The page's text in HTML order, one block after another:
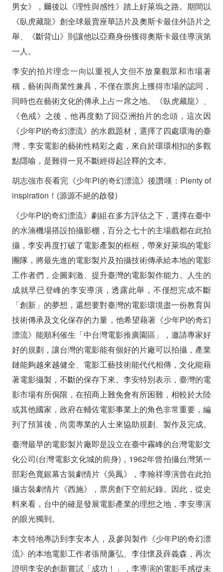
男女》，爾後以《理性與感性》踏上好萊塢之路。期間以
《臥虎藏龍》創全球最賣座華語片及奧斯卡最佳外語片之
舉、《斷背山》則讓他以亞裔身份獲得奧斯卡最佳導演第
一人。
李安的拍片理念一向以重視人文但不放棄觀眾和市場著
稱，藝術與商業性兼具，不僅在票房上獲得市場的認同，
同時也在藝術文化的傳承上占一席之地。《臥虎藏龍》、
《色戒》之後，他再度動了回亞洲拍片的念頭，這次因
《少年PI的奇幻漂流》的水戲題材，選擇了四處環海的臺
灣，李安電影的藝術性精彩之處，來自於環環相扣的多觀
點隱喻，是難得一見不斷經得起詮釋的文本。
胡志強市長看完《少年PI的奇幻漂流》後讚嘆：Plenty of
inspiration！(源源不絕的啟發)
《少年PI的奇幻漂流》劇組在多方評估之下，選擇在臺中
的水湳機場搭設拍攝影棚，百分之七十的主場戲都在此拍
攝，李安再度打破了電影產製的框框，帶來好萊塢的電影
團隊，將最先進的電影製片及拍攝技術傳承給本地的電影
工作者們，企圖刺激、提升臺灣的電影製作能力。人生的
成就早已登峰的李安導演，透露此舉，不僅想完成不斷
「創新」的夢想，還想要對臺灣的電影環境盡一份教育與
技術傳承及文化保存的力量，他希望藉著《少年PI的奇幻
漂流》能順利催生「中台灣電影推廣園區」，邀請專家好
好的規劃，讓台灣的電影能有個好的片廠可以拍攝，產業
鏈能夠越來越健全、電影工藝技術能代代相傳，文化能藉
著電影攝製，不斷的保存下來。李安特別表示，臺灣的電
影市場有所侷限，在招商上難免會有所困難，相較於大陸
或其他國家，政府在輔佐電影事業上的角色非常重要，編
列了預算後，尚需專業的人士來協助規劃、製作及完成。
臺灣最早的電影製片廠即是設立在臺中霧峰的台灣電影文
化公司(台灣電影文化城的前身)，1962年曾拍攝台灣第一
部彩色寬銀幕古裝劇情片《吳鳳》，李翰祥導演曾在此拍
攝古裝劇情片《西施》，票房創下空前紀錄。因此，從史
料來看，台中的確是發展電影產業的理想之地，李安導演
的眼光獨到。
本文特地專訪到李安本人，及參與製作《少年PI的奇幻漂
流》的本地電影工作者張簡廉弘、李佳懷及薛義森，再次
證明李安的創新嘗試「成功！」，李導演的電影手感從未